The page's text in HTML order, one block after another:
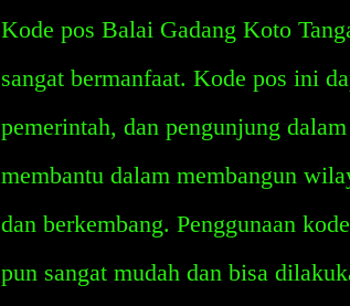
Kode pos Balai Gadang Koto
sangat bermanfaat. Kode pos ini
pemerintah, dan pengunjung
membantu dalam membangun
dan berkembang. Penggunaan
pun sangat mudah dan bisa